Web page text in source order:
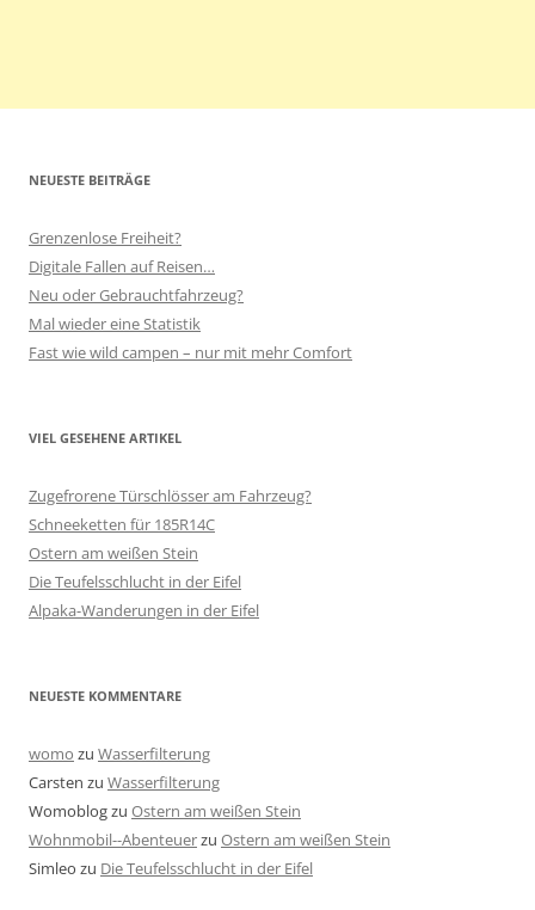
NEUESTE BEITRÄGE
Grenzenlose Freiheit?
Digitale Fallen auf Reisen…
Neu oder Gebrauchtfahrzeug?
Mal wieder eine Statistik
Fast wie wild campen – nur mit mehr Comfort
VIEL GESEHENE ARTIKEL
Zugefrorene Türschlösser am Fahrzeug?
Schneeketten für 185R14C
Ostern am weißen Stein
Die Teufelsschlucht in der Eifel
Alpaka-Wanderungen in der Eifel
NEUESTE KOMMENTARE
womo zu Wasserfilterung
Carsten zu Wasserfilterung
Womoblogzu Ostern am weißen Stein
Wohnmobil--Abenteuerzu Ostern am weißen Stein
Simleo zu Die Teufelsschlucht in der Eifel